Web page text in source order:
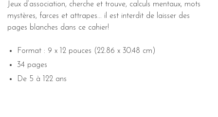
Jeux d’association, cherche et trouve, calculs mentaux, mots
mystères, farces et attrapes... il est interdit de laisser des
pages blanches dans ce cahier!
Format : 9 x 12 pouces (22.86 x 30.48 cm)
34 pages
De 5 à 122 ans